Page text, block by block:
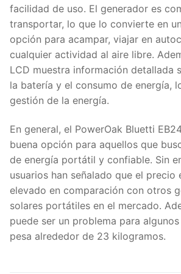
facilidad de uso. El generador es
transportar, lo que lo convierte en
opción para acampar, viajar en
cualquier actividad al aire libre.
LCD muestra información detallada
la batería y el consumo de energía,
gestión de la energía.
En general, el PowerOak Bluetti
buena opción para aquellos que
de energía portátil y confiable. Sin
usuarios han señalado que el precio
elevado en comparación con otros
solares portátiles en el mercado.
puede ser un problema para
pesa alrededor de 23 kilogramos.